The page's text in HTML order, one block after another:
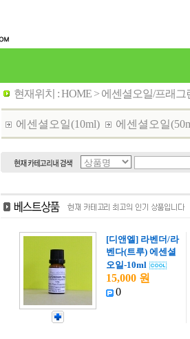
현재위치 :HOME > 에센셜오일/프래그
에센셜오일(10ml) 에센셜오일
[디앤엘] 라벤더/라
벤다(트루) 에센셜
오일-10ml
15,000 원
0